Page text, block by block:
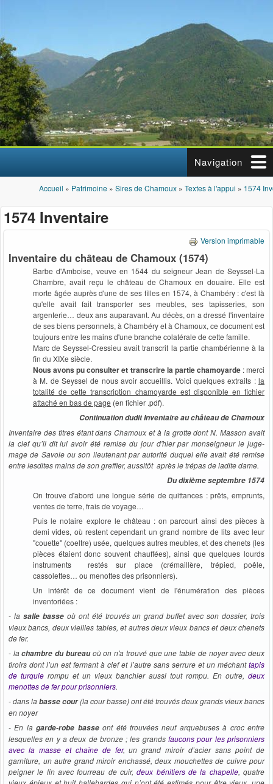
Navigation
Vous êtes ici
Accueil » Patrimoine » Sires de Chamoux » Textes à l'appui » 1574
1574 Inventaire
Version imprimable
Inventaire du château de Chamoux (1574)
Barbe d'Amboise, veuve en 1544 du seigneur Jean de Seyssel-La
Chambre, avait reçu le château de Chamoux en douaire. Elle est
morte âgée auprès d'une de ses filles en 1574, à Chambéry : c'est là
qu'elle avait fait transporter ses meubles, ses tapisseries, son
argenterie… deux ans auparavant. Au décès, on a dressé l'inventaire
de ses biens personnels, à Chambéry et à Chamoux, ce document est
toujours entre les mains d'une branche colatérale de cette famille.
Marc de Seyssel-Cressieu avait transcrit la partie chambérienne à la
fin du XIXe siècle.
Nous avons pu consulter et transcrire la partie chamoyarde: merci
à M. de Seyssel de nous avoir accueillis. Voici quelques extraits : la
totalité de cette transcription chamoyarde est disponible en fichier
attaché en bas de page (en fichier .pdf).
Continuation dudit Inventaire au château de Chamoux
Inventaire des titres étant dans Chamoux et à la grotte dont N. Masson avait
la clef qu’il dit lui avoir été remise du jour d'hier par monseigneur le juge-
mage de Savoie ou son lieutenant par autorité duquel elle avait été remise
entre lesdites mains de son greffier, aussitôt après le trépas de ladite dame.
Du dixième septembre 1574
On trouve d'abord une longue série de quittances : prêts, emprunts,
ventes de terre, frais de voyage…
Puis le notaire explore le château : on parcourt ainsi des pièces à
demi vides, où restent cependant un grand nombre de lits avec leur
"couette" (coeltre) usée, quelques autres meubles, et des chenets (les
pièces étaient donc souvent chauffées), ainsi que quelques lourds
instruments restés sur place (crémaillère, trépied, poêle,
cassolettes… ou menottes des prisonniers).
Un intérêt de ce document vient de l'énumération des pièces
inventoriées :
- la salle basseoù ont été trouvés un grand buffet avec son dossier, trois
vieux bancs, deux vieilles tables, et autres deux vieux bancs et deux chenets
de fer.
- lachambre du bureauoù on n'a trouvé que une table de noyer avec deux
tiroirs dont l’un est fermant à clef et l’autre sans serrure et un méchanttapis
de turquie rompu et un vieux banchier aussi tout rompu. En outre, deux
menottes de fer pour prisonniers.
- dans labasse cour(la cour basse) ont été trouvés deux grands vieux bancs
en noyer
- En lagarde-robe basseont été trouvées neuf arquebuses à croc entre
lesquelles en y a deux de bronze ; les grandsfaucons pour les prisonniers
avec la masse et chaîne de fer, un grand miroir d’acier sans point de
garniture, un autre grand miroir enchassé, deux mouchettes de cuivre pour
peigner le lin avec fourreau de cuir,deux bénitiers de la chapelle, quatre